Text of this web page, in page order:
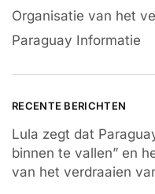
Organisatie van het
Paraguay Informatie
RECENTE BERICHTEN
Lula zegt dat
binnen te vallen” en
van het verdraaien